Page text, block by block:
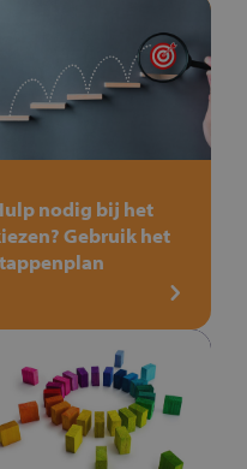
nodig bij het
Gebruik het